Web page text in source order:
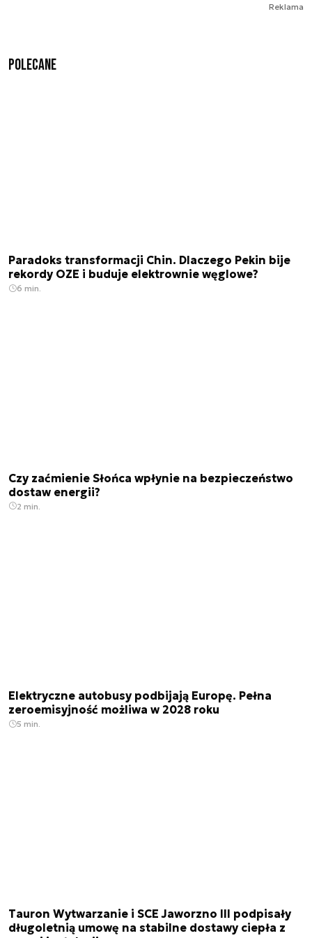
Reklama
Polecane
Paradoks transformacji Chin. Dlaczego Pekin bije
rekordy OZE i buduje elektrownie węglowe?
6 min.
Czy zaćmienie Słońca wpłynie na bezpieczeństwo
dostaw energii?
2 min.
Elektryczne autobusy podbijają Europę. Pełna
zeroemisyjność możliwa w 2028 roku
5 min.
Tauron Wytwarzanie i SCE Jaworzno III podpisały
długoletnią umowę na stabilne dostawy ciepła z